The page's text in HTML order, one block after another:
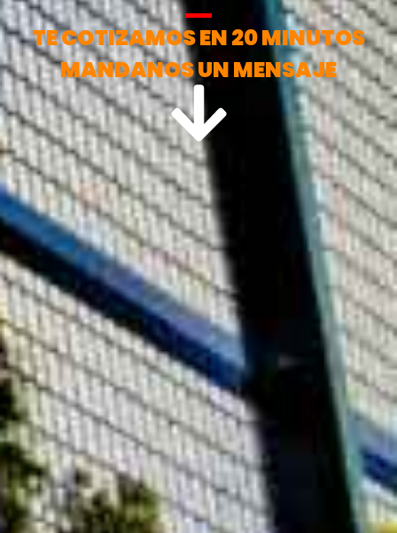
TE COTIZAMOS EN 20 MINUTOS
MANDANOS UN MENSAJE